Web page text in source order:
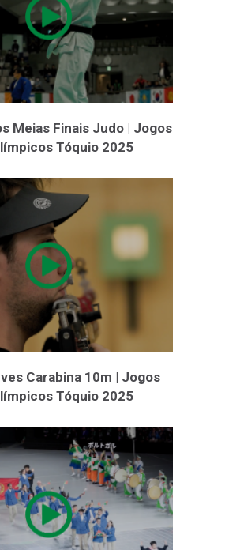
Meias Finais Judo | Jogos
Tóquio 2025
Carabina 10m | Jogos
Tóquio 2025